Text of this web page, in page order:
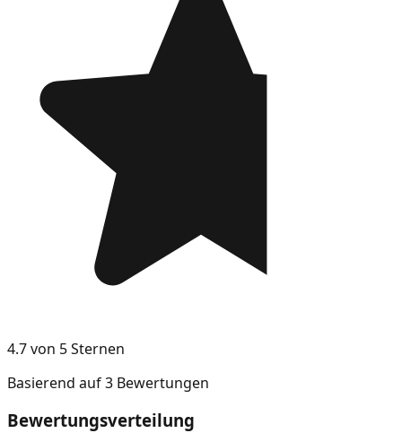
4.7 von 5 Sternen
Basierend auf 3 Bewertungen
Bewertungsverteilung